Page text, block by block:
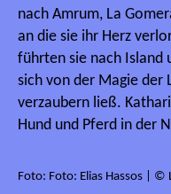
nach Amrum, La
an die sie ihr Herz
führten sie nach Island
sich von der Magie der
verzaubern ließ.
Hund und Pferd in der
Foto: Foto: Elias Hassos | ©